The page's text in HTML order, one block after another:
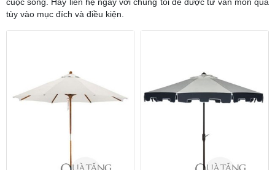
tùy vào mục đích và điều kiện.